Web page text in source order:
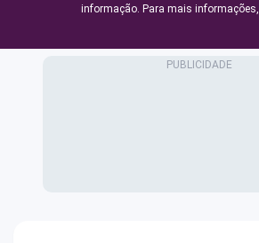
informação. Para mais informações,